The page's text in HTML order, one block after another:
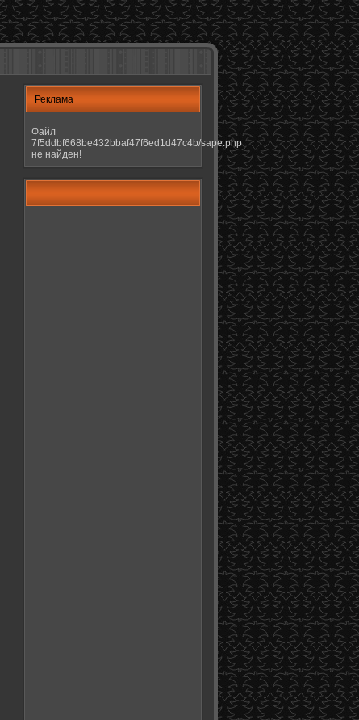
Реклама
Файл
7f5ddbf668be432bbaf47f6ed1d47c4b/sape.php
не найден!